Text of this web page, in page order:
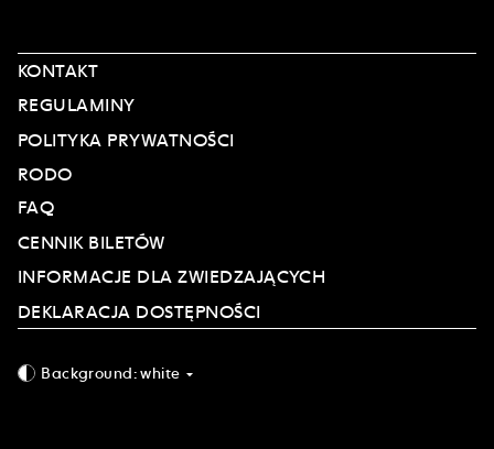
KONTAKT
REGULAMINY
POLITYKA PRYWATNOŚCI
RODO
FAQ
CENNIK BILETÓW
INFORMACJE DLA ZWIEDZAJĄCYCH
DEKLARACJA DOSTĘPNOŚCI
Background:white arrow_drop_down